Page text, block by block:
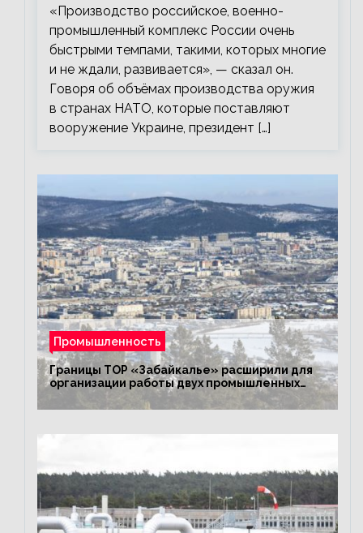
«Производство российское, военно-
промышленный комплекс России очень
быстрыми темпами, такими, которых многие
и не ждали, развивается», — сказал он.
Говоря об объёмах производства оружия
в странах НАТО, которые поставляют
вооружение Украине, президент […]
Промышленность
Границы ТОР «Забайкалье» расширили для
организации работы двух промышленных
предприятий